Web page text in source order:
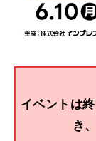
イベントは
き